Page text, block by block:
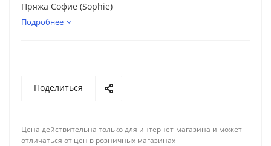
Пряжа Софие (Sophie)
Подробнее
Поделиться
Цена действительна только для интернет-магазина и может
отличаться от цен в розничных магазинах